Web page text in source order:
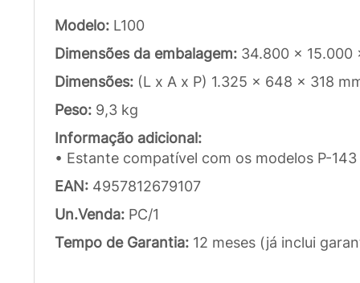
Modelo: L100
Dimensões da embalagem: 34.800 x 15.000
Dimensões: (L x A x P) 1.325 x 648 x 318
Peso: 9,3 kg
Informação adicional:
• Estante compatível com os modelos P-143
EAN: 4957812679107
Un.Venda: PC/1
Tempo de Garantia: 12 meses (já inclui